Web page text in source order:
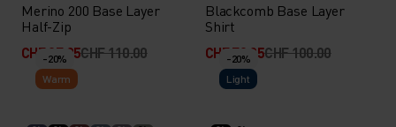
Merino 200 Base Layer
Half-Zip
CHF 87.95CHF 110.00
Blackcomb Base Layer
Shirt
CHF 79.95CHF 100.00
-20%
Warm
-20%
Light